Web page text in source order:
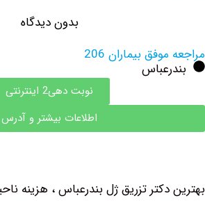
بدون دیدگاه
بیماران 206
نوبت دهی2 اینترنتی
اطلاعات بیشتر و آدرس
تزریق ژل بندرعباس ، هزینه ناحیه